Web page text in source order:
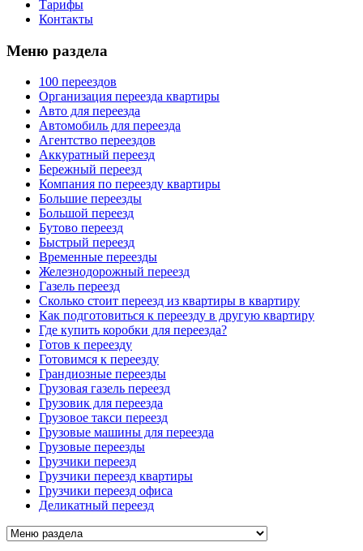
Тарифы
Контакты
Меню раздела
100 переездов
Организация переезда квартиры
Авто для переезда
Автомобиль для переезда
Агентство переездов
Аккуратный переезд
Бережный переезд
Компания по переезду квартиры
Большие переезды
Большой переезд
Бутово переезд
Быстрый переезд
Временные переезды
Железнодорожный переезд
Газель переезд
Сколько стоит переезд из квартиры в квартиру
Как подготовиться к переезду в другую квартиру
Где купить коробки для переезда?
Готов к переезду
Готовимся к переезду
Грандиозные переезды
Грузовая газель переезд
Грузовик для переезда
Грузовое такси переезд
Грузовые машины для переезда
Грузовые переезды
Грузчики переезд
Грузчики переезд квартиры
Грузчики переезд офиса
Деликатный переезд